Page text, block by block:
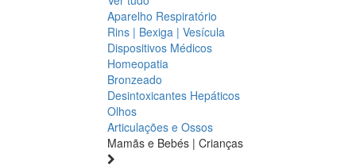
Aparelho Respiratório
Rins | Bexiga | Vesícula
Dispositivos Médicos
Homeopatia
Bronzeado
Desintoxicantes Hepáticos
Olhos
Articulações e Ossos
Mamãs e Bebés | Crianças